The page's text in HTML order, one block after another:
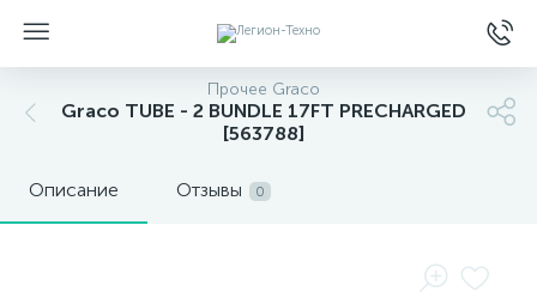
Прочее Graco
Graco TUBE - 2 BUNDLE 17FT PRECHARGED
[563788]
Описание Отзывы 0